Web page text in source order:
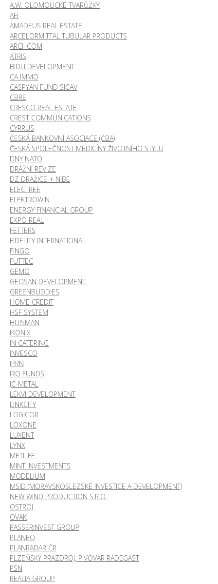
A.W. OLOMOUCKÉ TVARŮŽKY
AFI
AMADEUS REAL ESTATE
ARCELORMITTAL TUBULAR PRODUCTS
ARCHCOM
ATRIS
BIDLI DEVELOPMENT
CA IMMO
CASPYAN FUND SICAV
CBRE
CRESCO REAL ESTATE
CREST COMMUNICATIONS
CYRRUS
ČESKÁ BANKOVNÍ ASOCIACE (ČBA)
ČESKÁ SPOLEČNOST MEDICÍNY ŽIVOTNÍHO STYLU
DNY NATO
DRÁŽNÍ REVIZE
DZ DRAŽICE + NIBE
ELECTREE
ELEKTROWIN
ENERGY FINANCIAL GROUP
EXPO REAL
FETTERS
FIDELITY INTERNATIONAL
FINGO
FUTTEC
GEMO
GEOSAN DEVELOPMENT
GREENBUDDIES
HOME CREDIT
HSF SYSTEM
HUISMAN
IKONIX
IN CATERING
INVESCO
IPRN
IRQ FUNDS
JC-METAL
LEKVI DEVELOPMENT
LINKCITY
LOGICOR
LOXONE
LUXENT
LYNX
METLIFE
MINT INVESTMENTS
MODELIUM
MSID (MORAVSKOSLEZSKÉ INVESTICE A DEVELOPMENT)
NEW WIND PRODUCTION S.R.O.
OSTROJ
OVAK
PASSERINVEST GROUP
PLANEO
PLANRADAR ČR
PLZEŇSKÝ PRAZDROJ, PIVOVAR RADEGAST
PSN
REALIA GROUP